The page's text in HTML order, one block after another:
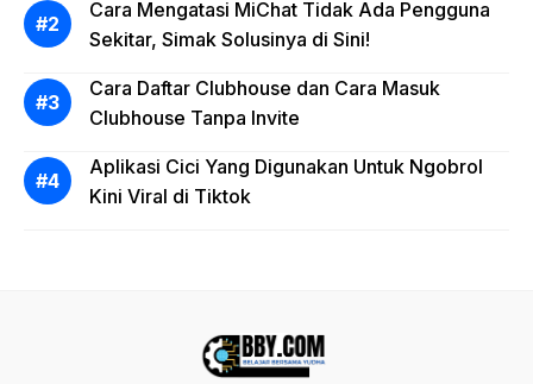
Cara Mengatasi MiChat Tidak Ada Pengguna
Sekitar, Simak Solusinya di Sini!
Cara Daftar Clubhouse dan Cara Masuk
Clubhouse Tanpa Invite
Aplikasi Cici Yang Digunakan Untuk Ngobrol
Kini Viral di Tiktok